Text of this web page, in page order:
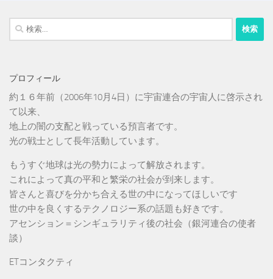
検
索:
プロフィール
約１６年前（2006年10月4日）に宇宙連合の宇宙人に啓示され
て以来、
地上の闇の支配と戦っている預言者です。
光の戦士として長年活動しています。
もうすぐ地球は光の勢力によって解放されます。
これによって真の平和と繁栄の社会が到来します。
皆さんと喜びを分かち合える世の中になってほしいです
世の中を良くするテクノロジー系の話題も好きです。
アセンション＝シンギュラリティ後の社会（銀河連合の使者
談）
ETコンタクティ